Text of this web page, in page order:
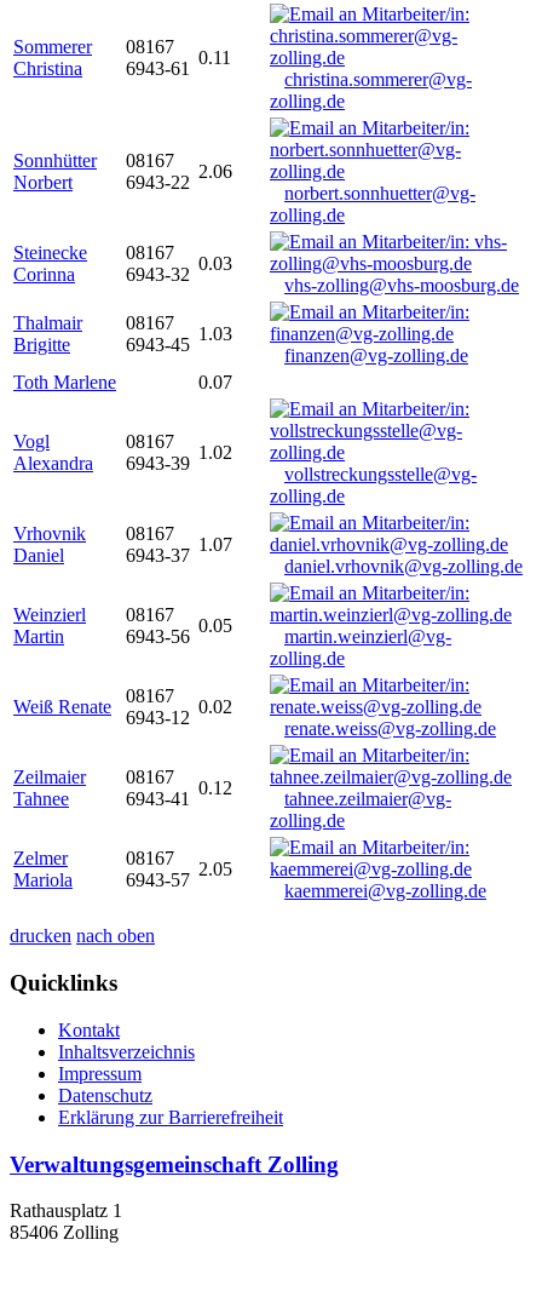
Sommerer
Christina
08167
6943-61
0.11
christina.sommerer@vg-
zolling.de
Sonnhütter
Norbert
08167
6943-22
2.06
norbert.sonnhuetter@vg-
zolling.de
Steinecke
Corinna
08167
6943-32
0.03
vhs-zolling@vhs-moosburg.de
Thalmair
Brigitte
08167
6943-45
1.03
finanzen@vg-zolling.de
Toth Marlene
0.07
Vogl
Alexandra
08167
6943-39
1.02
vollstreckungsstelle@vg-
zolling.de
Vrhovnik
Daniel
08167
6943-37
1.07
daniel.vrhovnik@vg-zolling.de
Weinzierl
Martin
08167
6943-56
0.05
martin.weinzierl@vg-
zolling.de
Weiß Renate
08167
6943-12
0.02
renate.weiss@vg-zolling.de
Zeilmaier
Tahnee
08167
6943-41
0.12
tahnee.zeilmaier@vg-
zolling.de
Zelmer
Mariola
08167
6943-57
2.05
kaemmerei@vg-zolling.de
drucken nach oben
Quicklinks
Kontakt
Inhaltsverzeichnis
Impressum
Datenschutz
Erklärung zur Barrierefreiheit
Verwaltungsgemeinschaft Zolling
Rathausplatz 1
85406 Zolling